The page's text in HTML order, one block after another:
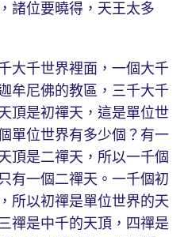
諸位要曉得，天王太多
千世界裡面，一個大千
牟尼佛的教區，三千大千
頂是初禪天，這是單位世
單位世界有多少個？有一
頂是二禪天，所以一千個
有一個二禪天。一千個初
所以初禪是單位世界的天
禪是中千的天頂，四禪是